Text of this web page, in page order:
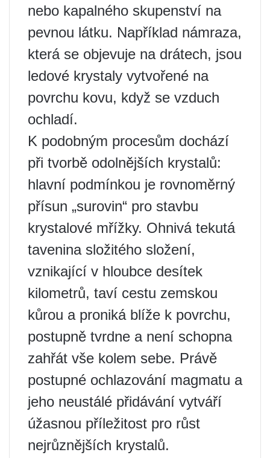
nebo kapalného skupenství na
pevnou látku. Například námraza,
která se objevuje na drátech, jsou
ledové krystaly vytvořené na
povrchu kovu, když se vzduch
ochladí.
K podobným procesům dochází
při tvorbě odolnějších krystalů:
hlavní podmínkou je rovnoměrný
přísun „surovin“ pro stavbu
krystalové mřížky. Ohnivá tekutá
tavenina složitého složení,
vznikající v hloubce desítek
kilometrů, taví cestu zemskou
kůrou a proniká blíže k povrchu,
postupně tvrdne a není schopna
zahřát vše kolem sebe. Právě
postupné ochlazování magmatu a
jeho neustálé přidávání vytváří
úžasnou příležitost pro růst
nejrůznějších krystalů.